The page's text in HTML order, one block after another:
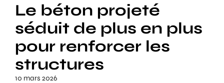
Le béton projeté
séduit de plus en plus
pour renforcer les
structures
10 mars 2026